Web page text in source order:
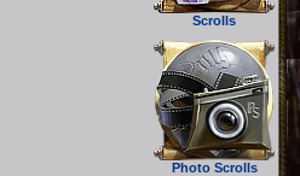
Scrolls
Photo Scrolls